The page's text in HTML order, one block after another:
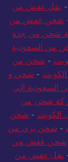
- نقل عفش من
شحن عفش من
شحن من جدة
من السعودية
- شحن من
- شحن و
إلى
شحن من
- شحن
- شحن بري من
شحن عفش من
نقل عفش من